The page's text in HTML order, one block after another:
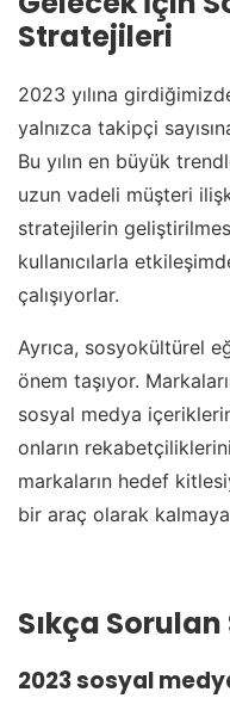
Stratejileri
2023 yılına
yalnızca takipçi
Bu yılın en büyük
uzun vadeli müşteri
stratejilerin
kullanıcılarla
çalışıyorlar.
Ayrıca, sosyokültürel
önem taşıyor.
sosyal medya
onların
markaların hedef
bir araç olarak
Sıkça
2023 sosyal